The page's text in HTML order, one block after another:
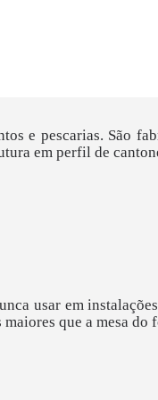
e pescarias. São
em perfil de
usar em
que a mesa do